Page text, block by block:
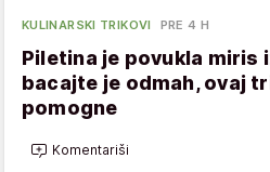
KULINARSKI TRIKOVI PRE 4 H
Piletina je povukla miris
bacajte je odmah, ovaj
pomogne
Komentariši